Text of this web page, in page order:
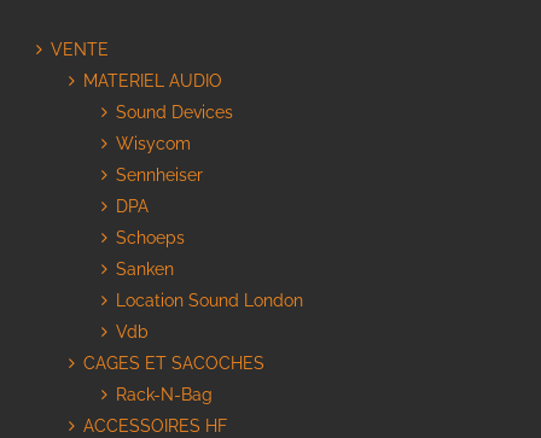
VENTE
MATERIEL AUDIO
Sound Devices
Wisycom
Sennheiser
DPA
Schoeps
Sanken
Location Sound London
Vdb
CAGES ET SACOCHES
Rack-N-Bag
ACCESSOIRES HF